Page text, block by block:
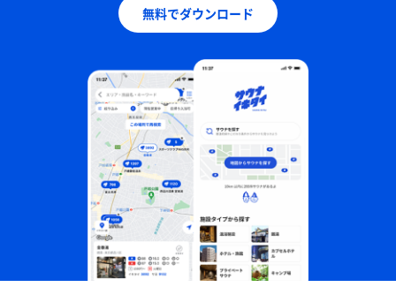
無料でダウンロード